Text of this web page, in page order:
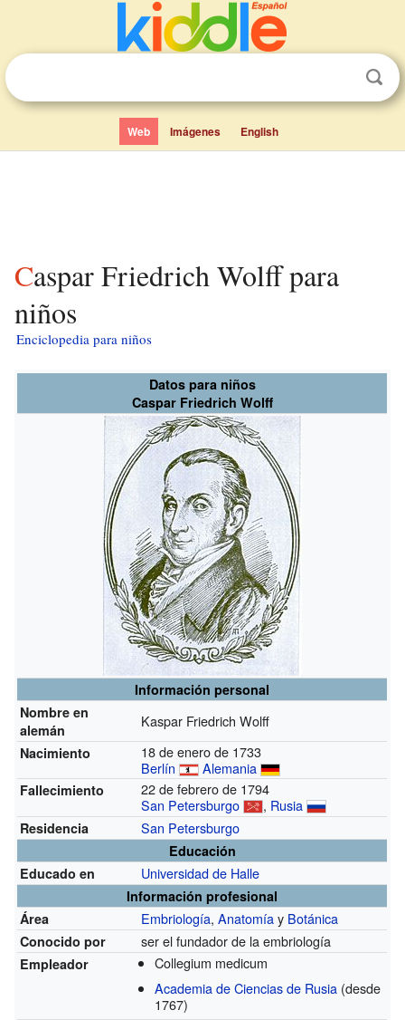
Web Imágenes English
Caspar Friedrich Wolff para
niños
Enciclopedia para niños
Datos para niños
Caspar Friedrich Wolff
Información personal
Nombre en
alemán
Kaspar Friedrich Wolff
Nacimiento
18 de enero de 1733
Berlín
Alemania
Fallecimiento
22 de febrero de 1794
San Petersburgo
, Rusia
Residencia San Petersburgo
Educación
Educado en
Universidad de Halle
Información profesional
Área
Embriología,Anatomíay Botánica
Conocido por ser el fundador de la embriología
Empleador
Collegium medicum
Academia de Ciencias de Rusia (desde
1767)